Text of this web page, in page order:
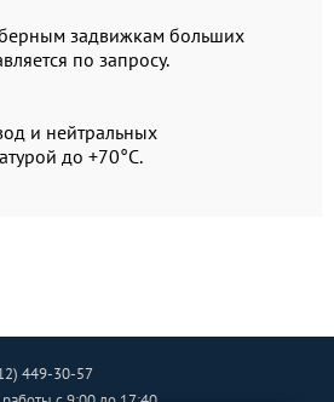
задвижкам больших
по запросу.
и нейтральных
до +70°C.
449-30-57